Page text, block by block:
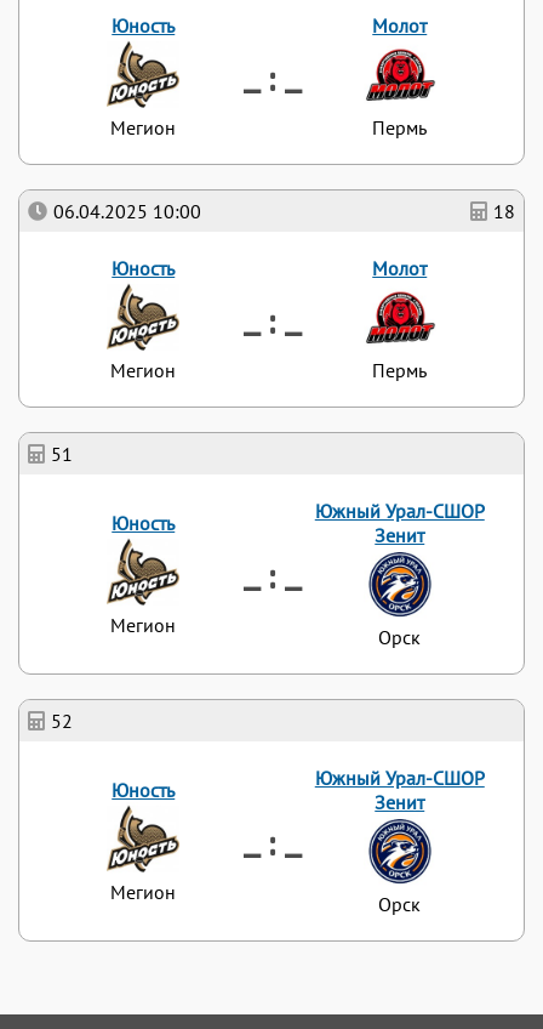
Юность
Мегион
_ : _
Молот
Пермь
06.04.2025 10:00 18
Юность
Мегион
_ : _
Молот
Пермь
51
Юность
Мегион
_ : _
Южный Урал-СШОР
Зенит
Орск
52
Юность
Мегион
_ : _
Южный Урал-СШОР
Зенит
Орск